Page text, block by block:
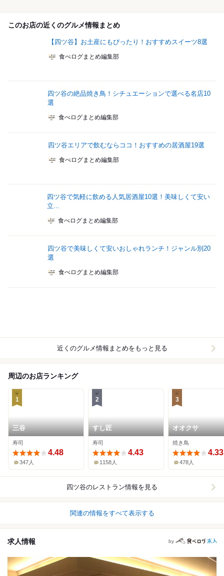
このお店の近くのグルメ情報まとめ
【四ツ谷】お土産にもぴったり！おすすめスイーツ8選
食べログまとめ編集部
四ツ谷の絶品焼き鳥！シチュエーションで選べる名店10
選
食べログまとめ編集部
四ツ谷エリアで飲むならココ！おすすめの居酒屋19選
食べログまとめ編集部
四ツ谷で気軽に飲める人気居酒屋10選！美味しくて安い
立...
食べログまとめ編集部
四ツ谷で美味しくて安いおしゃれランチ！ジャンル別20
選
食べログまとめ編集部
近くのグルメ情報まとめをもっと見る
周辺のお店ランキング
1
三谷
寿司
4.48
347人
2
すし匠
寿司
4.43
1158人
3
オオクサ
焼き鳥
4.33
478人
四ツ谷のレストラン情報を見る
関連の情報をすべて表示する
求人情報 by